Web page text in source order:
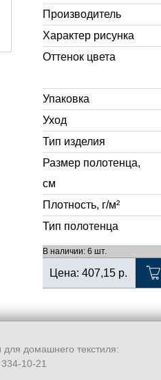
Производитель
Характер рисунка
Оттенок цвета
Упаковка
Уход
Тип изделия
Размер полотенца,
см
Плотность, г/м²
Тип полотенца
В наличии: 6 шт.
Цена: 407,15 р.
для домашнего текстиля:
10-21